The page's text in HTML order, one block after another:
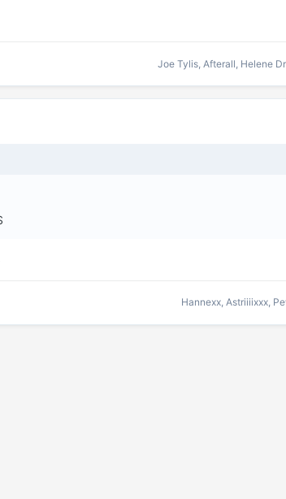
Joe Tylis Afterall Helene
Hannexx, Astriiiixxx,